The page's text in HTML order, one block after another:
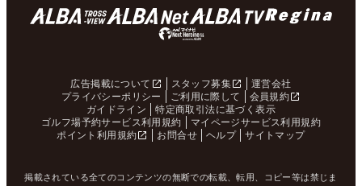
広告掲載について スタッフ募集
運営会社
プライバシーポリシー
ご利用に際して
会員規約
ガイドライン
特定商取引法に基づく表示
ゴルフ場予約サービス利用規約
マイページサービス利用規約
ポイント利用規約
お問合せ ヘルプ サイトマップ
掲載されている全てのコンテンツの無断での転載、転用、コピー等は禁じま